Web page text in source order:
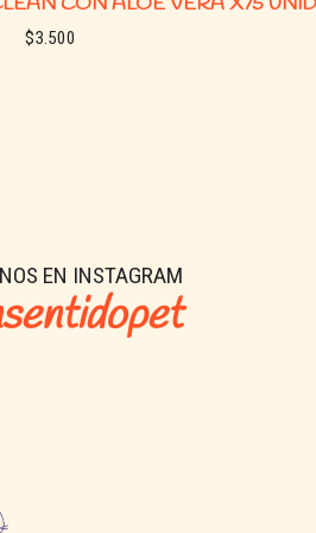
$3.500
EN INSTAGRAM